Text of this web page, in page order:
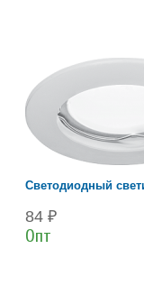
Светодиодный
84 ₽
Опт